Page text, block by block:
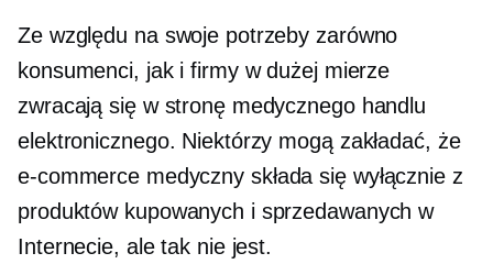
Ze względu na swoje potrzeby zarówno
konsumenci, jak i firmy w dużej mierze
zwracają się w stronę medycznego handlu
elektronicznego. Niektórzy mogą zakładać, że
e-commerce medyczny składa się wyłącznie z
produktów kupowanych i sprzedawanych w
Internecie, ale tak nie jest.